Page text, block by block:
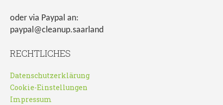
oder via Paypal an:
paypal@cleanup.saarland
RECHTLICHES
Datenschutzerklärung
Cookie-Einstellungen
Impressum